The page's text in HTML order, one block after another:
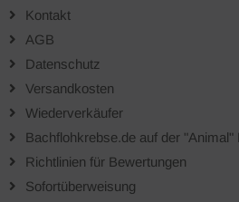
Kontakt
AGB
Datenschutz
Versandkosten
Wiederverkäufer
Bachflohkrebse.de auf der
Richtlinien für Bewertungen
Sofortüberweisung